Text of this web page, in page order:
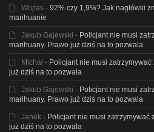
Wojtas - 92% czy 1,9%? Jak nagłówki
marihuanie
Jakub Gajewski - Policjant nie musi
marihuany. Prawo już dziś na to pozwala
Michal - Policjant nie musi
już dziś na to pozwala
Jakub Gajewski - Policjant nie musi
marihuany. Prawo już dziś na to pozwala
Janek - Policjant nie musi zatrzymywać
już dziś na to pozwala